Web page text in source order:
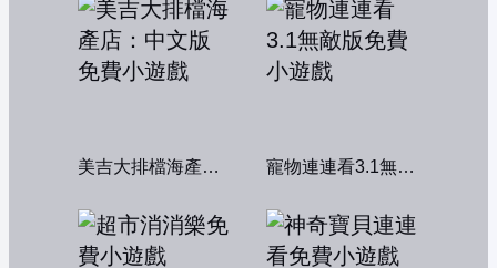
美吉大排檔海產店：中文版 寵物連連看3.1無敵版